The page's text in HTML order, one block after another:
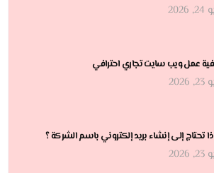
عمل ويب سايت تجاري احترافي
2026
تحتاج إلى إنشاء بريد إلكتروني باسم الشركة ؟
2026